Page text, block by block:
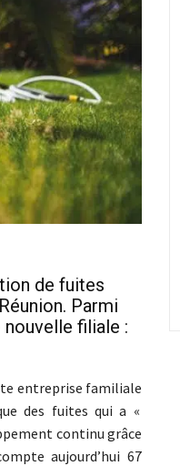
de fuites
Parmi
nouvelle filiale :
entreprise familiale
des fuites qui a «
continu grâce
aujourd’hui 67